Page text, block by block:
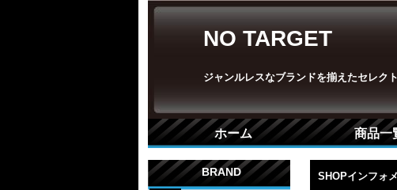
NO TARGET
ジャンルレスなブランドを揃えたセレク
ホーム 商品一
SHOPインフォ
BRAND